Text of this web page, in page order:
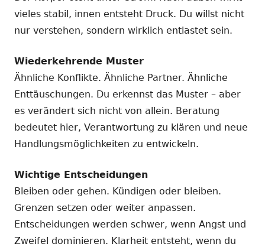
vieles stabil, innen entsteht Druck. Du willst nicht
nur verstehen, sondern wirklich entlastet sein.
Wiederkehrende Muster
Ähnliche Konflikte. Ähnliche Partner. Ähnliche
Enttäuschungen. Du erkennst das Muster – aber
es verändert sich nicht von allein. Beratung
bedeutet hier, Verantwortung zu klären und neue
Handlungsmöglichkeiten zu entwickeln.
Wichtige Entscheidungen
Bleiben oder gehen. Kündigen oder bleiben.
Grenzen setzen oder weiter anpassen.
Entscheidungen werden schwer, wenn Angst und
Zweifel dominieren. Klarheit entsteht, wenn du